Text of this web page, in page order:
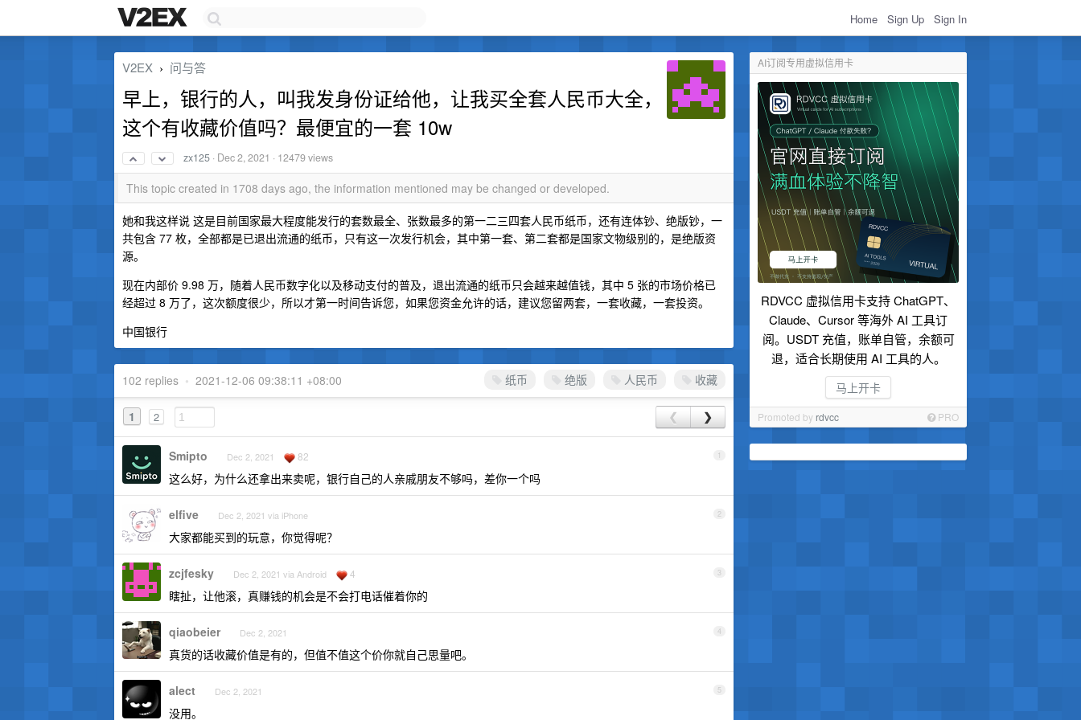
Home Sign Up Sign In
AI订阅专用虚拟信用卡
RDVCC 虚拟信用卡支持 ChatGPT、
Claude、Cursor 等海外 AI 工具订
阅。USDT 充值，账单自管，余额可
退，适合长期使用 AI 工具的人。
马上开卡
Promoted by rdvcc PRO
V2EX › 问与答
早上，银行的人，叫我发身份证给他，让我买全套人民币大全，
这个有收藏价值吗？最便宜的一套 10w
zx125 · Dec 2, 2021 · 12479 views
This topic created in 1708 days ago, the information mentioned may be changed or developed.
她和我这样说 这是目前国家最大程度能发行的套数最全、张数最多的第一二三四套人民币纸币，还有连体钞、绝版钞，一
共包含 77 枚，全部都是已退出流通的纸币，只有这一次发行机会，其中第一套、第二套都是国家文物级别的，是绝版资
源。
现在内部价 9.98 万，随着人民币数字化以及移动支付的普及，退出流通的纸币只会越来越值钱，其中 5 张的市场价格已
经超过 8 万了，这次额度很少，所以才第一时间告诉您，如果您资金允许的话，建议您留两套，一套收藏，一套投资。
中国银行
纸币 绝版 人民币 收藏
102 replies • 2021-12-06 09:38:11 +08:00
1 2 ❮ ❯
1
Smipto Dec 2, 2021 82
这么好，为什么还拿出来卖呢，银行自己的人亲戚朋友不够吗，差你一个吗
2
elfive Dec 2, 2021 via iPhone
大家都能买到的玩意，你觉得呢？
3
zcjfesky Dec 2, 2021 via Android 4
瞎扯，让他滚，真赚钱的机会是不会打电话催着你的
4
qiaobeier Dec 2, 2021
真货的话收藏价值是有的，但值不值这个价你就自己思量吧。
5
alect Dec 2, 2021
没用。